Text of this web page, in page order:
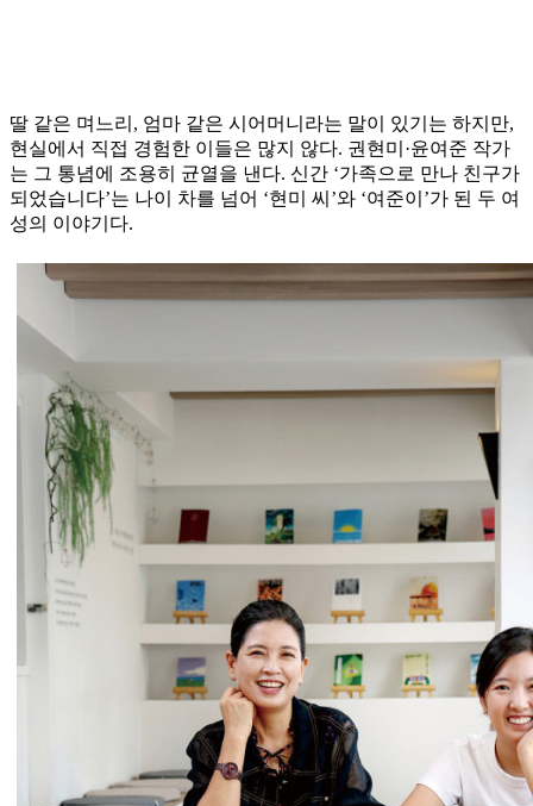
딸 같은 며느리, 엄마 같은 시어머니라는 말이 있기는 하지만,
현실에서 직접 경험한 이들은 많지 않다. 권현미·윤여준 작가
는 그 통념에 조용히 균열을 낸다. 신간 ‘가족으로 만나 친구가
되었습니다’는 나이 차를 넘어 ‘현미 씨’와 ‘여준이’가 된 두 여
성의 이야기다.